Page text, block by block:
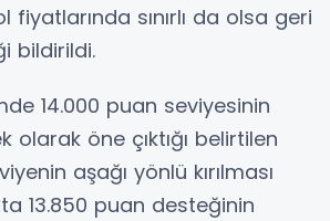
sınırlı da olsa geri
bildirildi.
14.000 puan seviyesinin
olarak öne çıktığı belirtilen
aşağı yönlü kırılması
13.850 puan desteğinin